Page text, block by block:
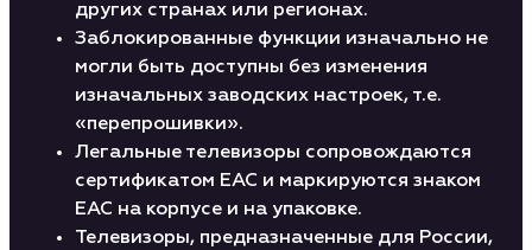
других странах или регионах.
Заблокированные функции изначально не
могли быть доступны без изменения
изначальных заводских настроек, т.е.
«перепрошивки».
Легальные телевизоры сопровождаются
сертификатом ЕАС и маркируются знаком
ЕАС на корпусе и на упаковке.
Телевизоры, предназначенные для России,